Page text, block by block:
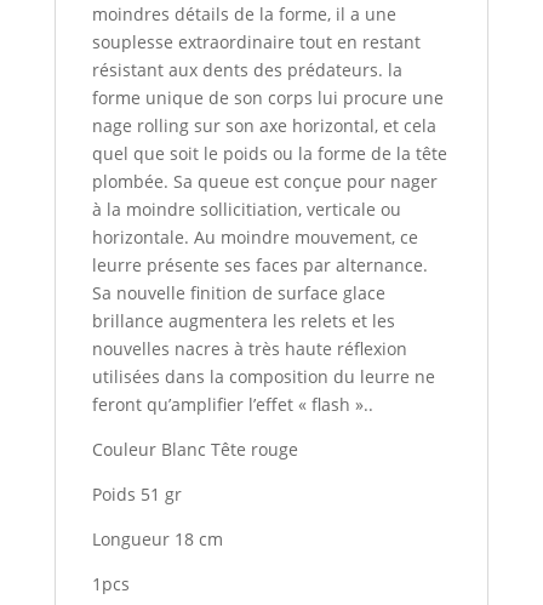
moindres détails de la forme, il a une
souplesse extraordinaire tout en restant
résistant aux dents des prédateurs. la
forme unique de son corps lui procure une
nage rolling sur son axe horizontal, et cela
quel que soit le poids ou la forme de la tête
plombée. Sa queue est conçue pour nager
à la moindre sollicitiation, verticale ou
horizontale. Au moindre mouvement, ce
leurre présente ses faces par alternance.
Sa nouvelle finition de surface glace
brillance augmentera les relets et les
nouvelles nacres à très haute réflexion
utilisées dans la composition du leurre ne
feront qu’amplifier l’effet « flash »..
Couleur Blanc Tête rouge
Poids 51 gr
Longueur 18 cm
1pcs